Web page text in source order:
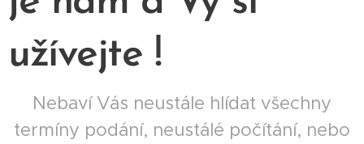
užívejte !
Nebaví Vás neustále hlídat všechny
termíny podání, neustálé počítání, nebo